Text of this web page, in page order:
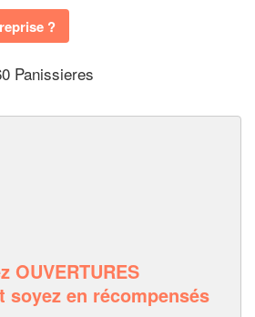
?
Panissieres
OUVERTURES
soyez en récompensés